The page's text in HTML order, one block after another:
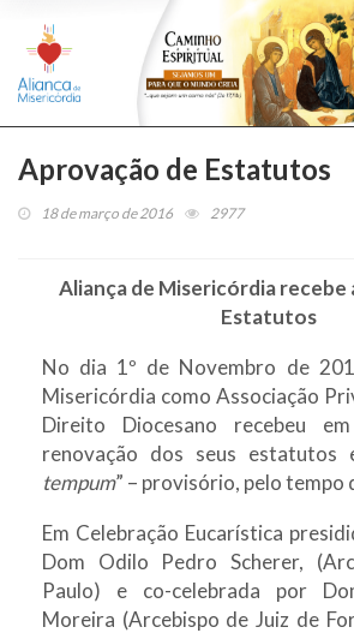
Aprovação de Estatutos
18 de março de 2016 2977
Aliança de Misericórdia recebe
Estatutos
No dia 1º de Novembro de
Misericórdia como Associação
Direito Diocesano recebeu
renovação dos seus estatutos
tempum” – provisório, pelo tempo
Em Celebração Eucarística
Dom Odilo Pedro Scherer,
Paulo) e co-celebrada por
Moreira (Arcebispo de Juiz de